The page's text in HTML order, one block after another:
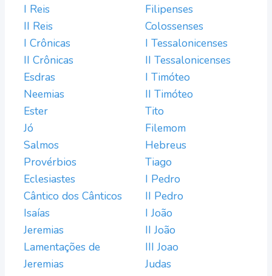
I Reis
II Reis
I Crônicas
II Crônicas
Esdras
Neemias
Ester
Jó
Salmos
Provérbios
Eclesiastes
Cântico dos Cânticos
Isaías
Jeremias
Lamentações de
Jeremias
Filipenses
Colossenses
I Tessalonicenses
II Tessalonicenses
I Timóteo
II Timóteo
Tito
Filemom
Hebreus
Tiago
I Pedro
II Pedro
I João
II João
III Joao
Judas